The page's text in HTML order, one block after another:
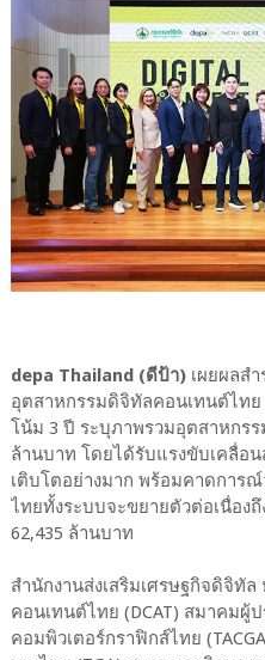
depa Thailand (ดีป้า) เผยผลส
อุตสาหกรรมดิจิทัลคอนเทนต์ไท
โน้ม 3 ปี ระบุภาพรวมอุตสาหกร
ล้านบาท โดยได้รับแรงขับเคลื่อ
เติบโตอย่างมาก พร้อมคาดการ
ไทยทั้งระบบจะขยายตัวต่อเนื่อง
62,435 ล้านบาท
สำนักงานส่งเสริมเศรษฐกิจดิจิทั
คอนเทนต์ไทย (DCAT) สมาคมผู้
คอมพิวเตอร์กราฟิกส์ไทย